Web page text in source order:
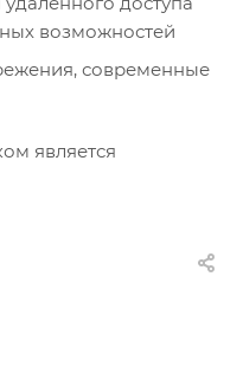
возможностей
современные
является